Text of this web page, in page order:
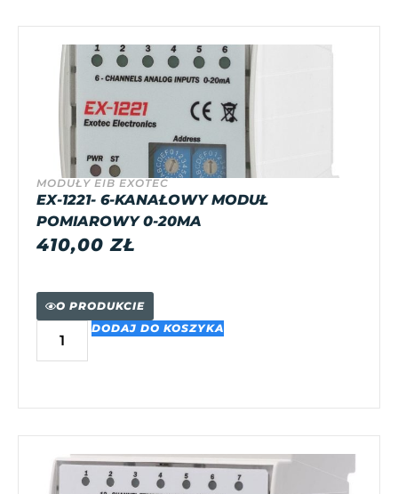
MODUŁY EIB EXOTEC
EX-1221- 6-KANAŁOWY MODUŁ
POMIAROWY 0-20MA
410,00ZŁ
O PRODUKCIE
DODAJ DO KOSZYKA